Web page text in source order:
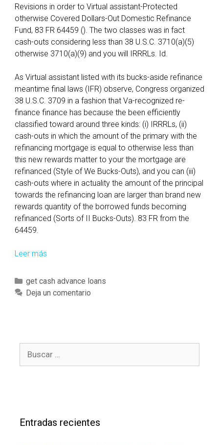
Revisions in order to Virtual assistant-Protected
otherwise Covered Dollars-Out Domestic Refinance
Fund, 83 FR 64459 (). The two classes was in fact
cash-outs considering less than 38 U.S.C. 3710(a)(5)
otherwise 3710(a)(9) and you will IRRRLs. Id.
As Virtual assistant listed with its bucks-aside refinance
meantime final laws (IFR) observe, Congress organized
38 U.S.C. 3709 in a fashion that Va-recognized re-
finance finance has because the been efficiently
classified toward around three kinds: (i) IRRRLs, (ii)
cash-outs in which the amount of the primary with the
refinancing mortgage is equal to otherwise less than
this new rewards matter to your the mortgage are
refinanced (Style of We Bucks-Outs), and you can (iii)
cash-outs where in actuality the amount of the principal
towards the refinancing loan are larger than brand new
rewards quantity of the borrowed funds becoming
refinanced (Sorts of II Bucks-Outs). 83 FR from the
64459.
Leer más
L
i
d
g
C
a
r
í
get cash advance loans
Deja un comentario
:Entradas recientes